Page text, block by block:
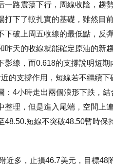
震蕩下行，周線收陰，趨勢
打下了較扎實的基礎，雖然目
下破上周五收線的最低點，反
昨天的收線就能確定原油的新
影線，而0.618的支撐說明短
的支撐作用，短線若不繼續
：4小時走出兩個浪形下跌，
整理，但是進入尾端，空間上
48.50.短線不突破48.50暫時保
多，止損46.7美元，目標48附